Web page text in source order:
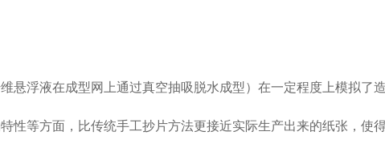
悬浮液在成型网上通过真空抽吸脱水成型）在一定程度上模拟了
性等方面，比传统手工抄片方法更接近实际生产出来的纸张，使